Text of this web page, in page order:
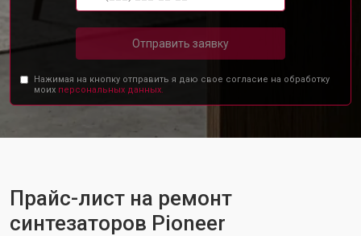
Отправить заявку
Нажимая на кнопку отправить я даю свое согласие на обработку
моих персональных данных.
Прайс-лист на ремонт
синтезаторов Pioneer